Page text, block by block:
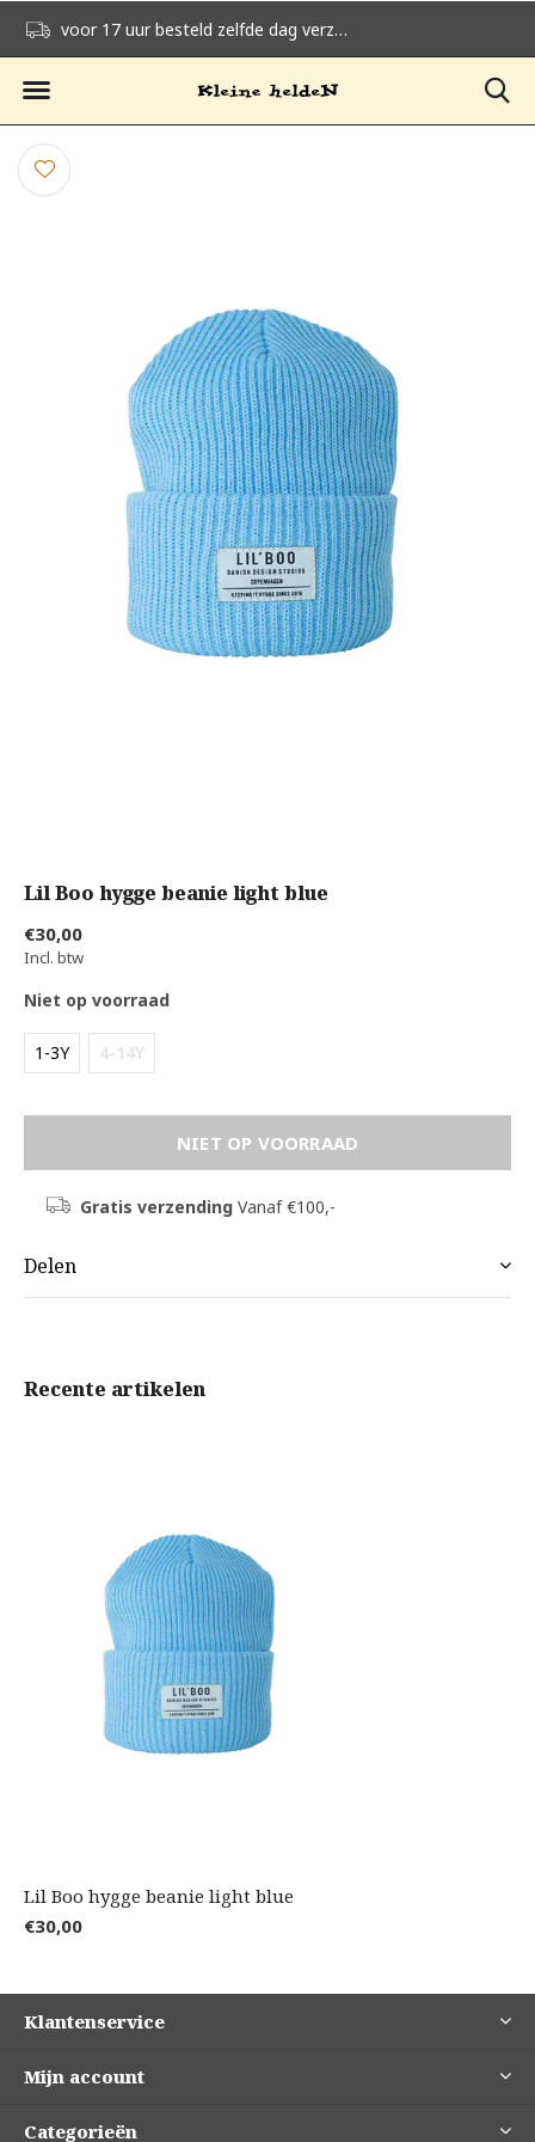
voor 17 uur besteld zelfde dag verzonden
Lil Boo hygge beanie light blue
€30,00
Incl. btw
Niet op voorraad
1-3Y 4-14Y
NIET OP VOORRAAD
Gratis verzendingVanaf €100,-
Delen
Recente artikelen
Lil Boo hygge beanie light blue
€30,00
Klantenservice
Mijn account
Categorieën